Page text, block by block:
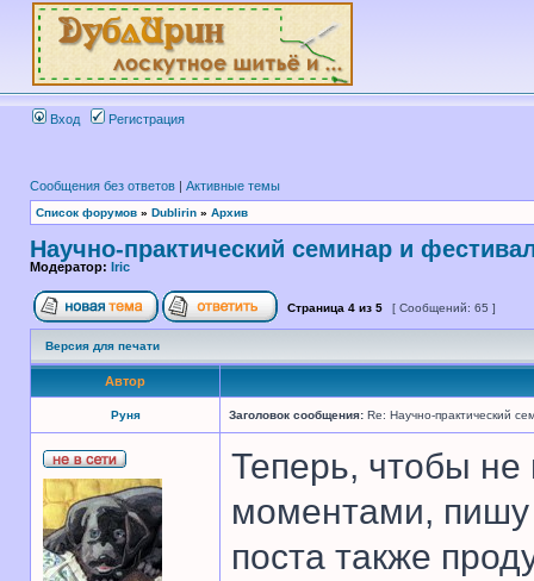
Вход Регистрация
Сообщения без ответов | Активные темы
Список форумов » Dublirin » Архив
Научно-практический семинар и
Модератор: Iric
Страница 4 из 5 [ Сообщений: 65 ]
Версия для печати
Автор
Руня Заголовок сообщения: Re: Научно-практический
Теперь, чтобы не
моментами,
поста также